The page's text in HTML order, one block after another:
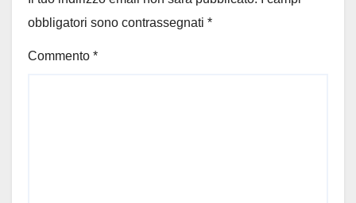
obbligatori sono contrassegnati *
Commento *